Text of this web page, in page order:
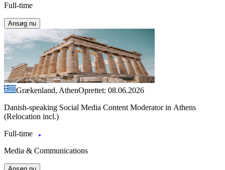
Full-time
Ansøg nu
Grækenland, AthenOprettet: 08.06.2026
Danish-speaking Social Media Content Moderator in Athens
(Relocation incl.)
Full-time
Media & Communications